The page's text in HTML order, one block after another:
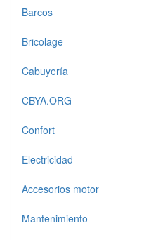
Barcos
Bricolage
Cabuyería
CBYA.ORG
Confort
Electricidad
Accesorios motor
Mantenimiento